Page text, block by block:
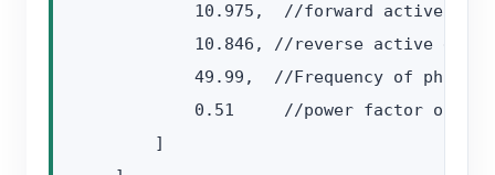
10.975,  //forward active
10.846, //reverse active
            49.99,  //Frequency of phase C
0.51     //power factor of
        ]